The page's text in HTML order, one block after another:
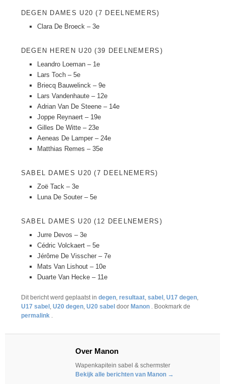
DEGEN DAMES U20 (7 DEELNEMERS)
Clara De Broeck – 3e
DEGEN HEREN U20 (39 DEELNEMERS)
Leandro Loeman – 1e
Lars Toch – 5e
Briecq Bauwelinck – 9e
Lars Vandenhaute – 12e
Adrian Van De Steene – 14e
Joppe Reynaert – 19e
Gilles De Witte – 23e
Aeneas De Lamper – 24e
Matthias Remes – 35e
SABEL DAMES U20 (7 DEELNEMERS)
Zoë Tack – 3e
Luna De Souter – 5e
SABEL DAMES U20 (12 DEELNEMERS)
Jurre Devos – 3e
Cédric Volckaert – 5e
Jérôme De Visscher – 7e
Mats Van Lishout – 10e
Duarte Van Hecke – 11e
Dit bericht werd geplaatst in degen, resultaat, sabel , U17 degen,
U17 sabel , U20 degen, U20 sabel door Manon . Bookmark de
permalink .
Over Manon
Wapenkapitein sabel & schermster
Bekijk alle berichten van Manon →